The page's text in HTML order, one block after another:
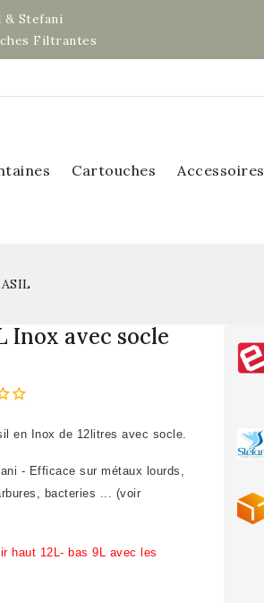
& Stefani
Filtrantes
Cartouches Accessoires
Inox avec socle
en Inox de 12litres avec socle.
- Efficace sur métaux lourds,
bacteries ... (voir
haut 12L- bas 9L avec les